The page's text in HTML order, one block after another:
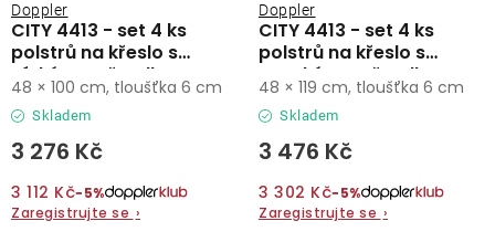
CITY 4413 - set 4 ks
polstrů na křeslo s
nízkým opěradlem
Doppler
Skladem
3 276 Kč
3 112 Kč−5%
Zaregistrujte se ›
48 × 100 cm, tloušťka 6 cm
CITY 4413 - set 4 ks
polstrů na křeslo s
vysokým opěradlem
Doppler
Skladem
3 476 Kč
3 302 Kč−5%
Zaregistrujte se ›
48 × 119 cm, tloušťka 6 cm